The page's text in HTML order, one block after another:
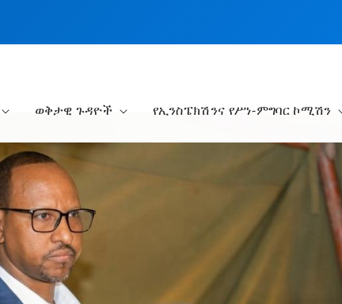
ወቅታዊ ጉዳዮች የኢንስፔክሽንና የሥነ-ምግባር ኮሚሽን